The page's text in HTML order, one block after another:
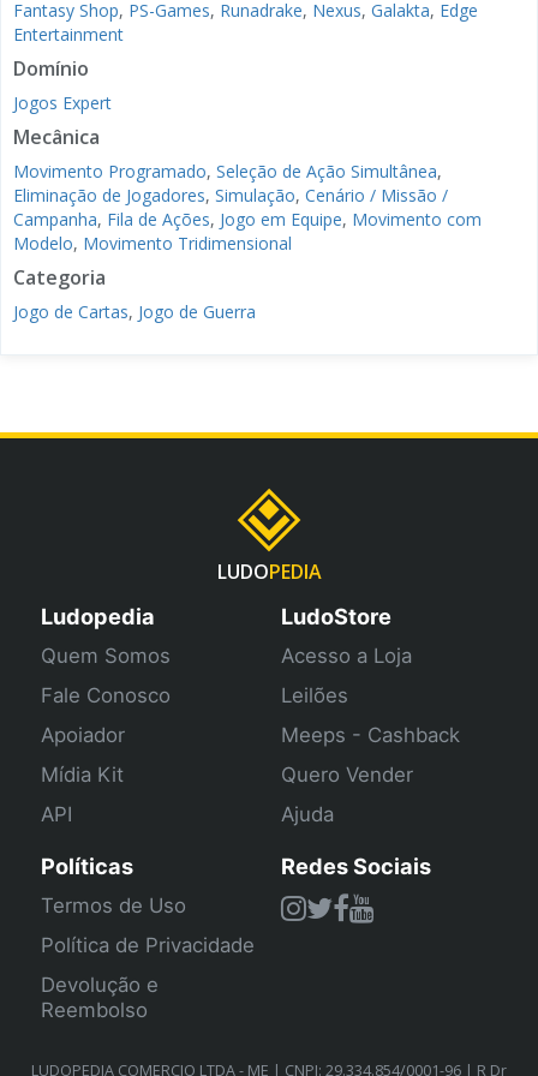
Fantasy Shop, PS-Games, Runadrake, Nexus, Galakta, Edge
Entertainment
Domínio
Jogos Expert
Mecânica
Movimento Programado, Seleção de Ação Simultânea,
Eliminação de Jogadores, Simulação, Cenário / Missão /
Campanha, Fila de Ações, Jogo em Equipe, Movimento com
Modelo, Movimento Tridimensional
Categoria
Jogo de Cartas, Jogo de Guerra
LUDOPEDIA
Ludopedia
Quem Somos
Fale Conosco
Apoiador
Mídia Kit
API
LudoStore
Acesso a Loja
Leilões
Meeps - Cashback
Quero Vender
Ajuda
Políticas
Termos de Uso
Política de Privacidade
Devolução e
Reembolso
Redes Sociais
LUDOPEDIA COMERCIO LTDA - ME | CNPJ: 29.334.854/0001-96 | R Dr